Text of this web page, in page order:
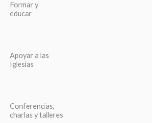
Formar y
educar
Apoyar a las
Iglesias
Conferencias,
charlas y talleres